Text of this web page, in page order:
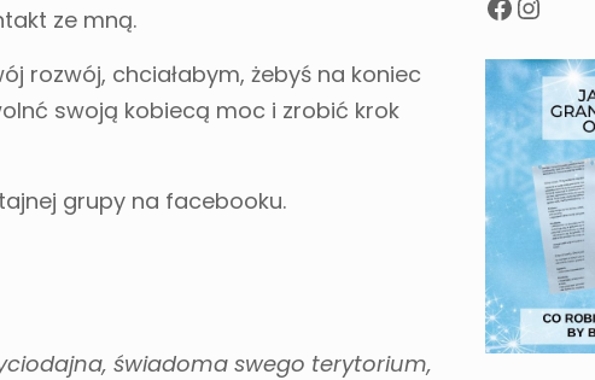
ze mną.
rozwój, chciałabym, żebyś na koniec
swoją kobiecą moc i zrobić krok
grupy na facebooku.
świadoma swego terytorium,